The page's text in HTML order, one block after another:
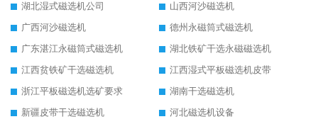
湖北湿式磁选机公司
山西河沙磁选机
广西河沙磁选机
德州永磁筒式磁选机
广东湛江永磁筒式磁选机
湖北铁矿干选永磁磁选机
江西贫铁矿干选磁选机
江西湿式平板磁选机皮带
浙江平板磁选机选矿要求
湖南干选磁选机
新疆皮带干选磁选机
河北磁选机设备